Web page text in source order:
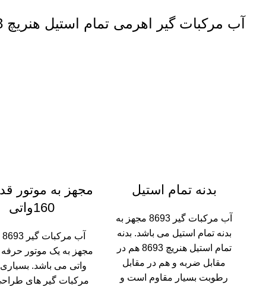
آب مرکبات گیر اهرمی تمام استیل هنریچ 8693
بدنه تمام استیل
آب مرکبات گیر 8693 مجهز به
بدنه تمام استیل می باشد. بدنه
تمام استیل هنریچ 8693 هم در
مقابل ضربه و هم در مقابل
رطوبت بسیار مقاوم است و
مجهز به موتور
160واتی
واتی می باشد.
مرکبات گیر های